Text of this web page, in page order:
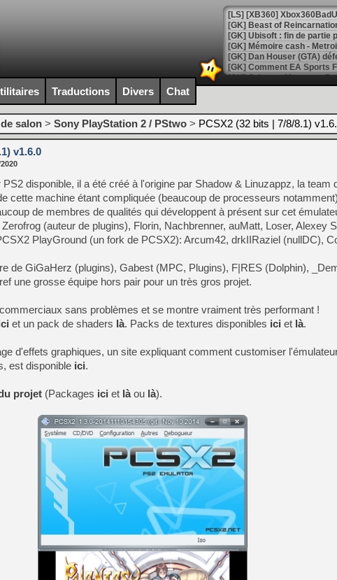
[GK] Beast of
[GK] Ubisoft : fin de partie
[GK] Mémoire cash -
[GK] Dan Houser (GTA)
[GK] Comment EA Sports
[GK] Crimson Moon : un
[GK] Isle of Reveries : le
[GK] Moonlighter 2 : The
[GK] Capcom relance
[Mo5] Deux inédits du
[GK] Le beat'em up The
[GK] Endless Legend 2 :
[LS] [PS5] Le WebKit
[GK] Oubliez Crazy Taxi,
[LS] [Switch] NSZ 5.0.0
[GK] No More Room in
[GK] Un chatbot Atelier
[GK] Mémoire cash -
[GK] Nvidia : le prix des
[GK] Suikoden Star Leap
[Mo5] La mini borne
[GK] Atari renoue avec les
[GK] Le studio de FIFA
[GK] La PlayStation 1 en
[GK] Dawn of War 4 : les
[GK] CloverPit : l'héritier
[GK] Stellar Blade : Blood
[GK] Palworld Online est
[GK] Wuchang 2 : le souls-
[GK] Minecraft et ses «
Traductions Divers Chat
salon > Sony PlayStation 2 / PStwo > PCSX2 (32 bits | 7/8/8.1)
v1.6.0
disponible, il a été créé à l'origine par Shadow & Linuzappz, la team
cette machine étant compliquée (beaucoup de processeurs
de membres de qualités qui développent à présent sur cet
(auteur de plugins), Florin, Nachbrenner, auMatt, Loser, Alexey
PlayGround (un fork de PCSX2): Arcum42, drkIIRaziel (nullDC),
de GiGaHerz (plugins), Gabest (MPC, Plugins), F|RES (Dolphin),
une grosse équipe hors pair pour un très gros projet.
sans problèmes et se montre vraiment très performant !
et un pack de shaders là. Packs de textures disponibles ici et là.
d'effets graphiques, un site expliquant comment customiser
est disponible ici.
projet (Packages ici et làou là).